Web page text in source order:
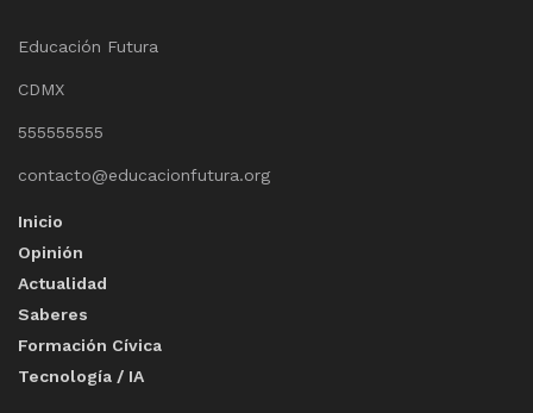
Educación Futura
CDMX
555555555
contacto@educacionfutura.org
Inicio
Opinión
Actualidad
Saberes
Formación Cívica
Tecnología / IA